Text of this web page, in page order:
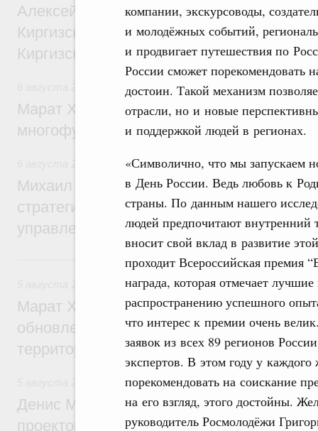
компании, экскурсоводы,
и молодёжных событий,
и продвигает путешествия по
России сможет порекомендовать
достоин. Такой механизм
отрасли, но и новые
и поддержкой людей в регионах.
«Символично, что мы запускаем
в День России. Ведь любовь к
страны. По данным нашего
людей предпочитают
вносит свой вклад в развитие
проходит Всероссийская премия
награда, которая отмечает
распространению успешного
что интерес к премии очень
заявок из всех 89 регионов
экспертов. В этом году у
порекомендовать на соискание
на его взгляд, этого достойны.
руководитель Росмолодёжи
Алексей Оверчук принял участие в
Киргизского экономического форума и
Киргизской межрегиональной
Дорожное хозяйство
Марат Хуснуллин: На двух скоростных
многофункциональные зоны дорожного
Технологическое развитие. Инновации
Михаил Мишустин дал поручения по
стратегической сессии о
управления научно-технологическим
5 августа, среда
Жилищно-коммунальное хозяйство
Марат Хуснуллин: Более 4,3 тыс.
обновлено в России при участии Фонда
территорий
Инструменты развития территорий.
Денис Мантуров провёл совещание по
проектов института кураторства в